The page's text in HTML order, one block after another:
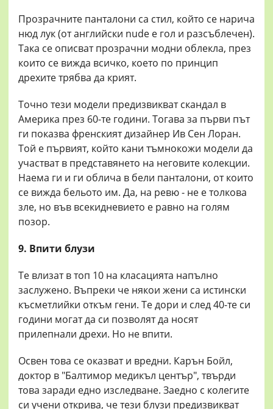
Прозрачните панталони са стил, който се нарича
нюд лук (от английски nude е гол и разсъблечен).
Така се описват прозрачни модни облекла, през
които се вижда всичко, което по принцип
дрехите трябва да крият.
Точно тези модели предизвикват скандал в
Америка през 60-те години. Тогава за първи път
ги показва френският дизайнер Ив Сен Лоран.
Той е първият, който кани тъмнокожи модели да
участват в представянето на неговите колекции.
Наема ги и ги облича в бели панталони, от които
се вижда бельото им. Да, на ревю - не е толкова
зле, но във всекидневието е равно на голям
позор.
9. Впити блузи
Те влизат в топ 10 на класацията напълно
заслужено. Въпреки че някои жени са истински
късметлийки откъм гени. Те дори и след 40-те си
години могат да си позволят да носят
прилепнали дрехи. Но не впити.
Освен това се оказват и вредни. Карън Бойл,
доктор в "Балтимор медикъл център", твърди
това заради едно изследване. Заедно с колегите
си учени открива, че тези блузи предизвикват